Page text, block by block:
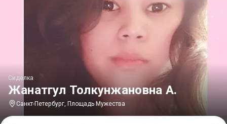
Жанатгул Толкунжановна А.
Сиделка
Санкт-Петербург, Площадь Мужества